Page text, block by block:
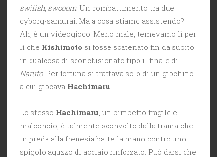
swiiish swooom . Un combattimento tra due
cyborg-samurai. Ma a cosa stiamo assistendo?!
Ah, è un videogioco. Meno male, temevamo lì per
lì che Kishimoto si fosse scatenato fin da subito
in qualcosa di sconclusionato tipo il finale di
Naruto. Per fortuna si trattava solo di un giochino
a cui giocava Hachimaru
Lo stesso Hachimaru , un bimbetto fragile e
malconcio, è talmente sconvolto dalla trama che
in preda alla frenesia batte la mano contro uno
spigolo aguzzo di acciaio rinforzato. Può darsi che